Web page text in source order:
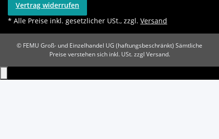
Vertrag widerrufen
* Alle Preise inkl. gesetzlicher USt., zzgl. Versand
© FEMU Groß- und Einzelhandel UG (haftungsbeschränkt) Sämtliche
Preise verstehen sich inkl. USt. zzgl Versand.